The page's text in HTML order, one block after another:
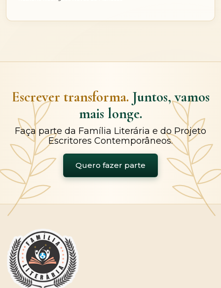
Escrever transforma. Juntos, vamos
mais longe.
Faça parte da Família Literária e do Projeto
Escritores Contemporâneos.
Quero fazer parte